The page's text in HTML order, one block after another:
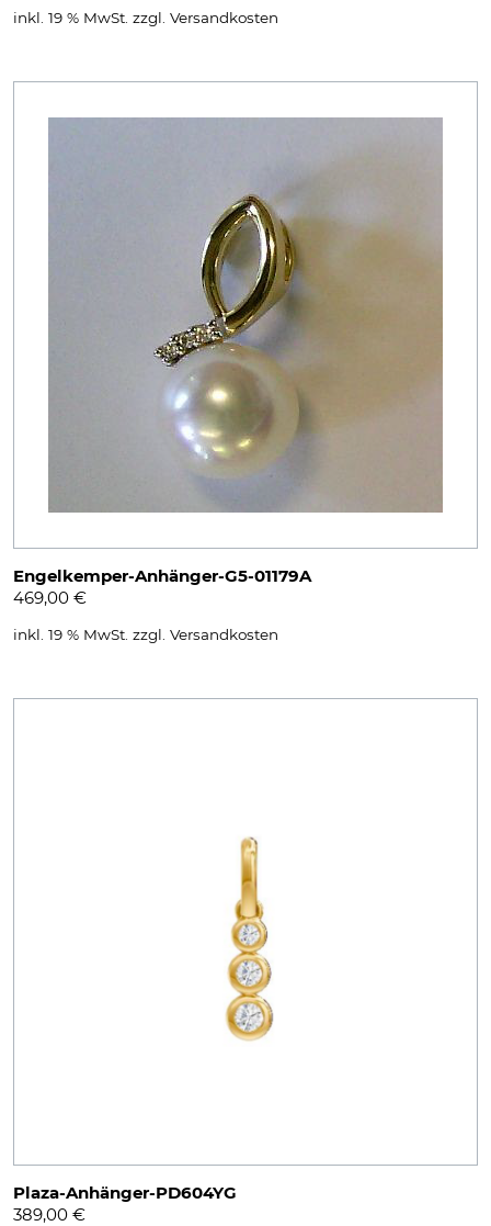
inkl. 19 % MwSt. zzgl. Versandkosten
Engelkemper-Anhänger-G5-01179A
469,00 €
inkl. 19 % MwSt. zzgl. Versandkosten
Plaza-Anhänger-PD604YG
389,00 €